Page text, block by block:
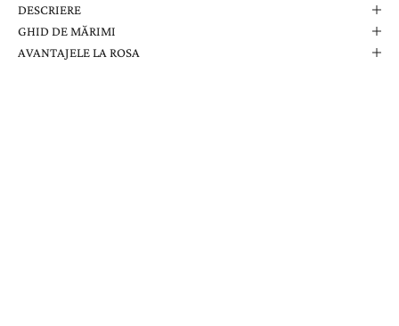
DESCRIERE
GHID DE MĂRIMI
AVANTAJELE LA ROSA